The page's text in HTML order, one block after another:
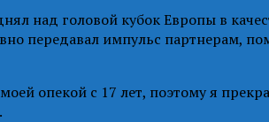
над головой кубок Европы в
передавал импульс партнерам,
опекой с 17 лет, поэтому я